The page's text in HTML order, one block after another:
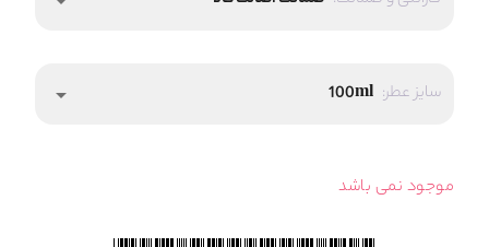
سایز عطر: 100ml
arrow_drop_down
موجود نمی باشد